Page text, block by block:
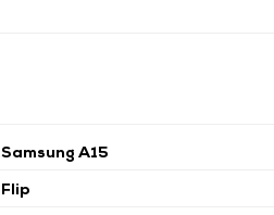
Samsung A15
Flip